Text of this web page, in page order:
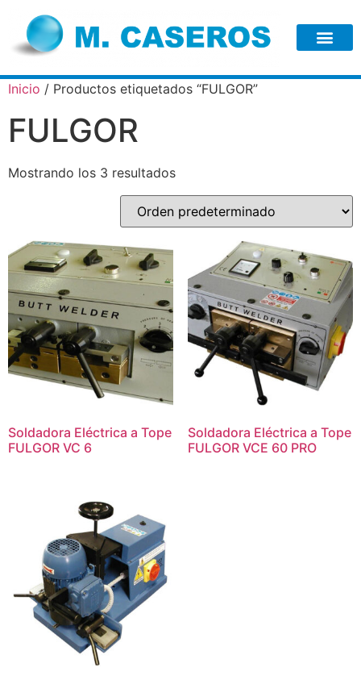
Inicio / Productos etiquetados “FULGOR”
FULGOR
Mostrando los 3 resultados
Soldadora Eléctrica a Tope
FULGOR VC 6
Soldadora Eléctrica a Tope
FULGOR VCE 60 PRO